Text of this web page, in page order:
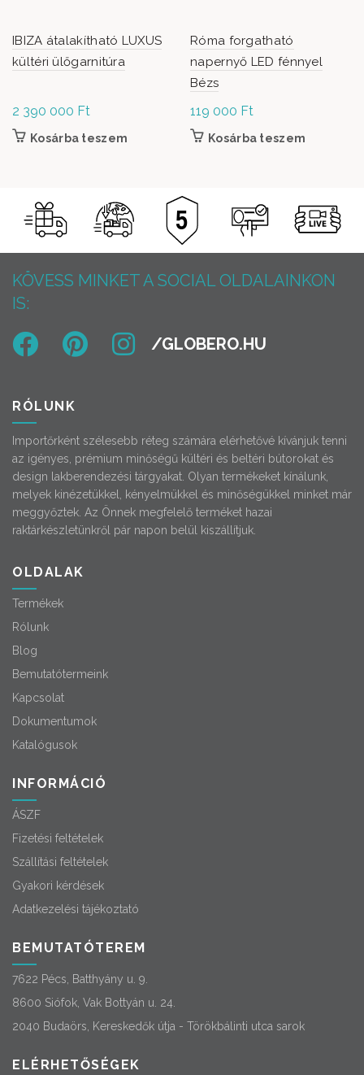
IBIZA átalakítható LUXUS
kültéri ülőgarnitúra
2 390 000 Ft
Kosárba teszem
Róma forgatható
napernyő LED fénnyel
Bézs
119 000 Ft
Kosárba teszem
KÖVESS MINKET A SOCIAL OLDALAINKON
IS:
RÓLUNK
Importőrként szélesebb réteg számára elérhetővé kívánjuk tenni
az igényes, prémium minőségű kültéri és beltéri bútorokat és
design lakberendezési tárgyakat. Olyan termékeket kínálunk,
melyek kinézetükkel, kényelmükkel és minőségükkel minket már
meggyőztek. Az Önnek megfelelő terméket hazai
raktárkészletünkről pár napon belül kiszállítjuk.
OLDALAK
Termékek
Rólunk
Blog
Bemutatótermeink
Kapcsolat
Dokumentumok
Katalógusok
INFORMÁCIÓ
ÁSZF
Fizetési feltételek
Szállítási feltételek
Gyakori kérdések
Adatkezelési tájékoztató
BEMUTATÓTEREM
7622 Pécs, Batthyány u. 9.
8600 Siófok, Vak Bottyán u. 24.
2040 Budaörs, Kereskedők útja - Törökbálinti utca sarok
ELÉRHETŐSÉGEK